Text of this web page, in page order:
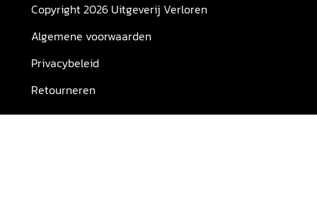
Copyright 2026 Uitgeverij Verloren
Algemene voorwaarden
Privacybeleid
Retourneren